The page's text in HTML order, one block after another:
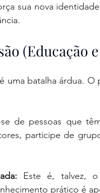
sua nova
(Educação
uma batalha árdua.
se de pessoas que
participe de
Este é, talvez,
prático é